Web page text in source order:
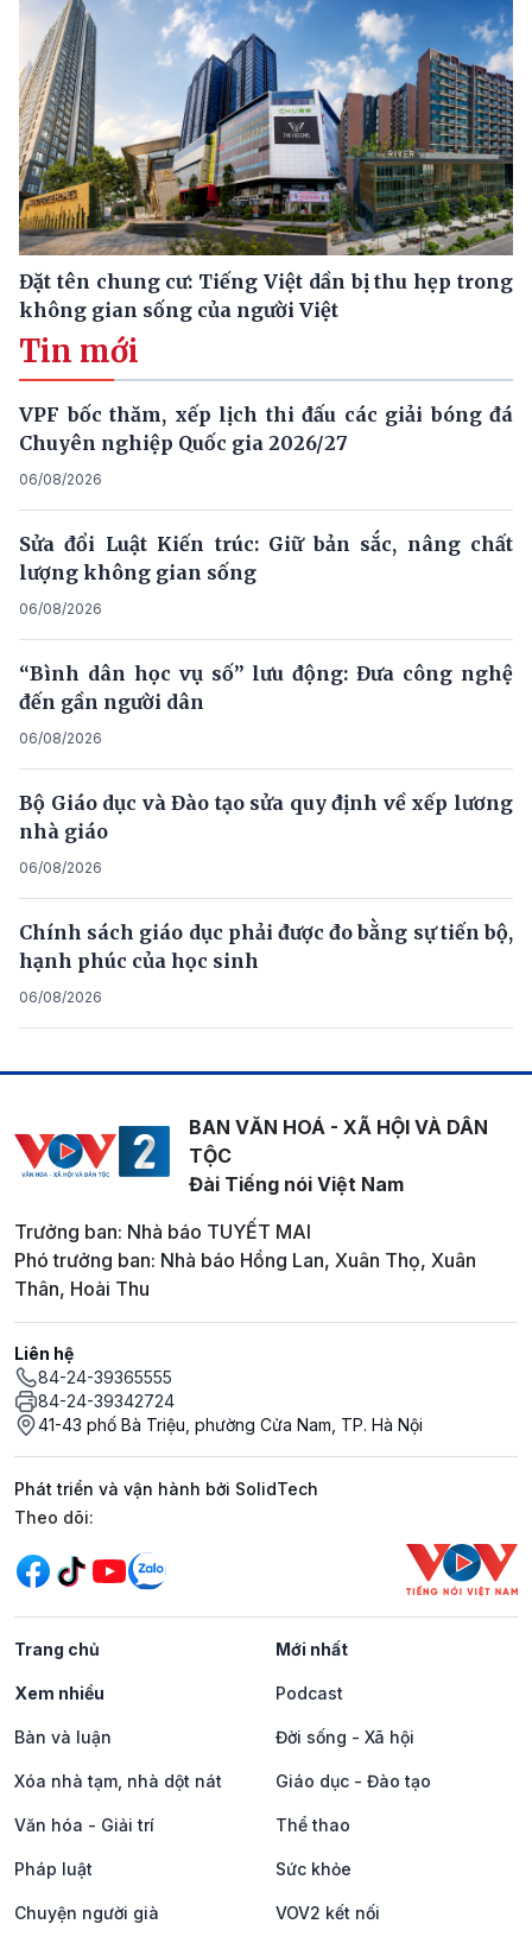
Đặt tên chung cư: Tiếng Việt dần bị thu hẹp trong
không gian sống của người Việt
Tin mới
VPF bốc thăm, xếp lịch thi đấu các giải bóng đá
Chuyên nghiệp Quốc gia 2026/27
06/08/2026
Sửa đổi Luật Kiến trúc: Giữ bản sắc, nâng chất
lượng không gian sống
06/08/2026
“Bình dân học vụ số” lưu động: Đưa công nghệ
đến gần người dân
06/08/2026
Bộ Giáo dục và Đào tạo sửa quy định về xếp lương
nhà giáo
06/08/2026
Chính sách giáo dục phải được đo bằng sự tiến bộ,
hạnh phúc của học sinh
06/08/2026
BAN VĂN HOÁ - XÃ HỘI VÀ DÂN
TỘC
Đài Tiếng nói Việt Nam
Trưởng ban: Nhà báo TUYẾT MAI
Phó trưởng ban: Nhà báo Hồng Lan, Xuân Thọ, Xuân
Thân, Hoài Thu
Liên hệ
84-24-39365555
84-24-39342724
41-43 phố Bà Triệu, phường Cửa Nam, TP. Hà Nội
Phát triển và vận hành bởi SolidTech
Mạng xã hội
Theo dõi:
Trang chủ Mới nhất
Xem nhiều Podcast
Bàn và luận Đời sống - Xã hội
Xóa nhà tạm, nhà dột nát Giáo dục - Đào tạo
Văn hóa - Giải trí Thể thao
Pháp luật Sức khỏe
Chuyện người già VOV2 kết nối